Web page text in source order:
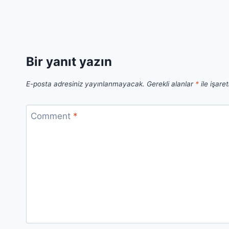
Bir yanıt yazın
E-posta adresiniz yayınlanmayacak. Gerekli alanlar * ile
Comment *